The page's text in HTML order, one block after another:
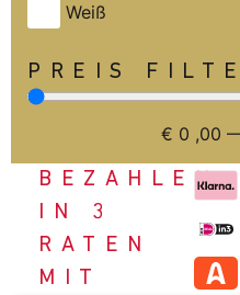
Weiß
PREIS
€ 0 ,00
BEZAHLEN
IN 3
RATEN
MIT